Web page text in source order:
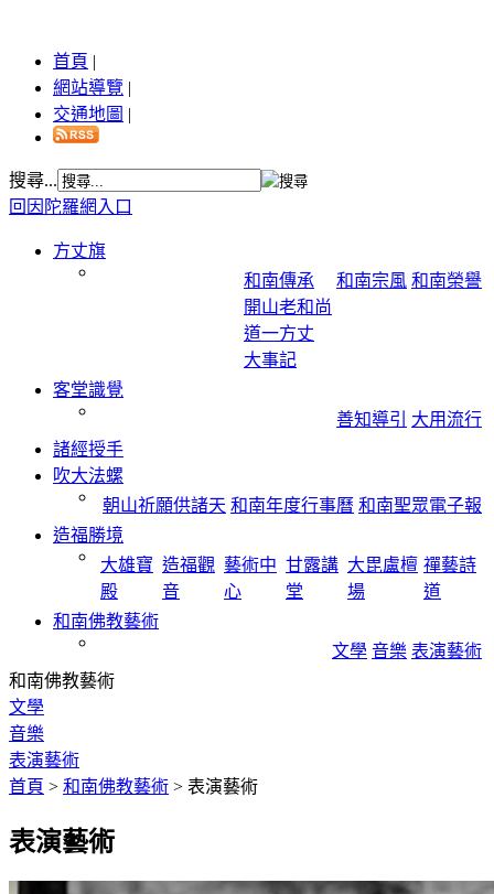
首頁 |
網站導覽 |
交通地圖 |
搜尋...
回因陀羅網入口
方丈旗
和南傳承
開山老和尚
道一方丈
大事記
和南宗風 和南榮譽
客堂識覺
善知導引
大用流行
諸經授手
吹大法螺
朝山祈願供諸天 和南年度行事曆 和南聖眾電子報
造福勝境
大雄寶
殿
造福觀
音
藝術中
心
甘露講
堂
大毘盧檀
場
禪藝詩
道
和南佛教藝術
文學 音樂 表演藝術
和南佛教藝術
文學
音樂
表演藝術
首頁 > 和南佛教藝術 > 表演藝術
表演藝術